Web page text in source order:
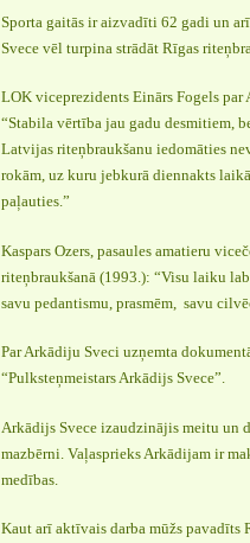
Sporta gaitās ir aizvadīti 62 gadi un
Svece vēl turpina strādāt Rīgas
LOK viceprezidents Einārs Fogels
“Stabila vērtība jau gadu desmitiem,
Latvijas riteņbraukšanu iedomāties
rokām, uz kuru jebkurā diennakts
paļauties.”
Kaspars Ozers, pasaules amatieru
riteņbraukšanā (1993.): “Visu laiku
savu pedantismu, prasmēm, savu
Par Arkādiju Sveci uzņemta
“Pulksteņmeistars Arkādijs Svece”.
Arkādijs Svece izaudzinājis meitu un
mazbērni. Vaļasprieks Arkādijam ir
medības.
Kaut arī aktīvais darba mūžs pavadīts